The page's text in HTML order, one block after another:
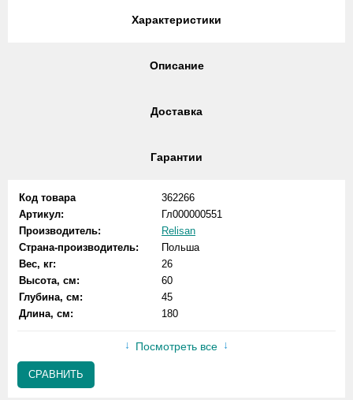
Характеристики
Описание
Доставка
Гарантии
Код товара
362266
Артикул:
Гл000000551
Производитель:
Relisan
Страна-производитель:
Польша
Вес, кг:
26
Высота, см:
60
Глубина, см:
45
Длина, см:
180
Посмотреть все
СРАВНИТЬ